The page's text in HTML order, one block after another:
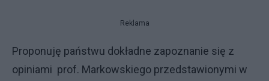
Reklama
Proponuję państwu dokładne zapoznanie się z
opiniami prof. Markowskiego przedstawionymi w